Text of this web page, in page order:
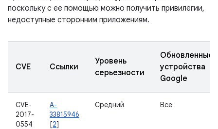
поскольку с ее помощью можно получить привилегии,
недоступные сторонним приложениям.
CVE Ссылки
Уровень
серьезности
Обновленные
устройства
Google
CVE-
2017-
0554
A-
33815946
[2]
Средний Все